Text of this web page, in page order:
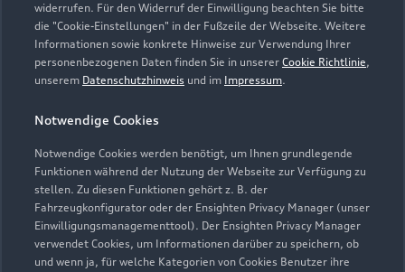
widerrufen. Für den Widerruf der Einwilligung beachten Sie bitte
die "Cookie-Einstellungen" in der Fußzeile der Webseite. Weitere
Informationen sowie konkrete Hinweise zur Verwendung Ihrer
personenbezogenen Daten finden Sie in unserer Cookie Richtlinie,
unserem Datenschutzhinweis und im Impressum.
Notwendige Cookies
Notwendige Cookies werden benötigt, um Ihnen grundlegende
Funktionen während der Nutzung der Webseite zur Verfügung zu
stellen. Zu diesen Funktionen gehört z. B. der
Fahrzeugkonfigurator oder der Ensighten Privacy Manager (unser
Einwilligungsmanagementtool). Der Ensighten Privacy Manager
verwendet Cookies, um Informationen darüber zu speichern, ob
und wenn ja, für welche Kategorien von Cookies Benutzer ihre
Service
Geschlossen,öffnet amMontag 07:00
Geschlossen,öffnet am
Zurück nach oben